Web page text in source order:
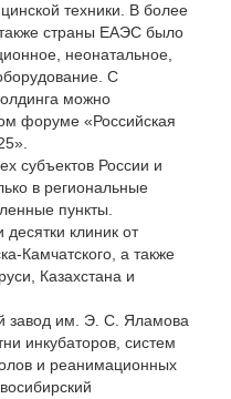
техники. В более
страны ЕАЭС было
неонатальное,
С
можно
форуме «Российская
субъектов России и
в региональные
пункты.
клиник от
Камчатского, а также
Казахстана и
завод им. Э. С. Яламова
инкубаторов, систем
и реанимационных